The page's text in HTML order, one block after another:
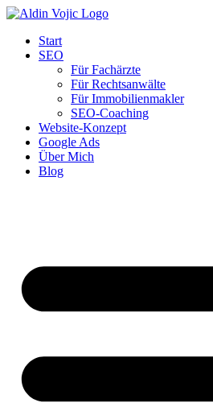
Start
SEO
Für Fachärzte
Für Rechtsanwälte
Für Immobilienmakler
SEO-Coaching
Website-Konzept
Google Ads
Über Mich
Blog